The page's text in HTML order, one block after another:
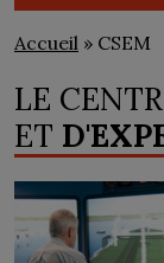
Accueil » CSEM
LE
ET